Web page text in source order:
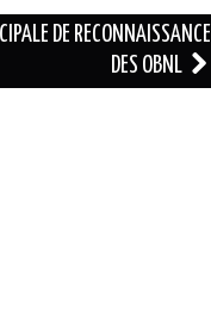
DE RECONNAISSANCE
DES OBNL